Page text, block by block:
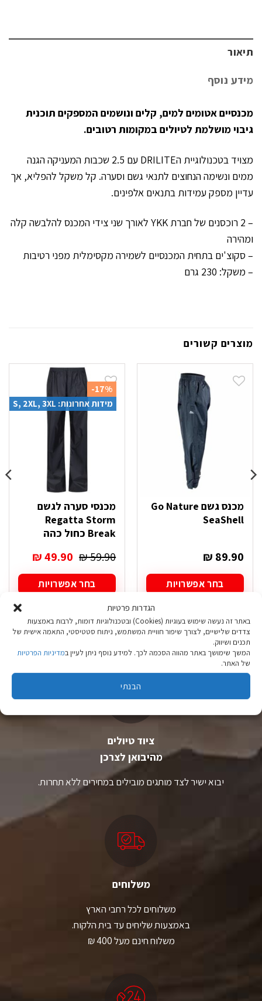
הגדרות פרטיות
באתר זה נעשה שימוש בעוגיות (Cookies) ובטכנולוגיות דומות, לרבות באמצעות
צדדים שלישיים, לצורך שיפור חוויית המשתמש, ניתוח סטטיסטי, התאמה אישית של
תכנים ושיווק.
המשך שימושך באתר מהווה הסכמה לכך. למידע נוסף ניתן לעיין במדיניות הפרטיות
של האתר.
הבנתי
תיאור
מידע נוסף
מכנסיים אטומים למים, קלים ונושמים המספקים תוכנית
גיבוי מושלמת לטיולים במקומות רטובים.
מצויד בטכנולוגיית הDRILITE עם 2.5 שכבות המעניקה הגנה
ממים ונשימה הנחוצים לתנאי גשם וסערה. קל משקל להפליא, אך
עדיין מספק עמידות בתנאים אלפינים.
– 2 רוכסנים של חברת YKK לאורך שני צידי המכנס להלבשה קלה
ומהירה
– סקוצ'ים בתחית המכנסיים לשמירה מקסימלית מפני רטיבות
– משקל: 230 גרם
מוצרים קשורים
מכנס גשם Go Nature
SeaShell
₪ 89.90
בחר אפשרויות
יש
מספר
סוגים.
ניתן
לבחור
את
בעמוד
-17%
מידות אחרונות: S, 2XL, 3XL
מכנסי סערה לגשם
Regatta Storm
Break כחול כהה
₪59.90
המחיר
המקורי
היה:
₪49.90
המחיר
הנוכחי
בחר אפשרויות
זה
יש
מספר
ניתן
את
בעמוד
ציוד טיולים
מהיבואן לצרכן
יבוא ישיר לצד מותגים מובילים במחירים ללא תחרות.
משלוחים
משלוחים לכל רחבי הארץ
באמצעות שליחים עד בית הלקוח.
משלוח חינם מעל 400 ₪